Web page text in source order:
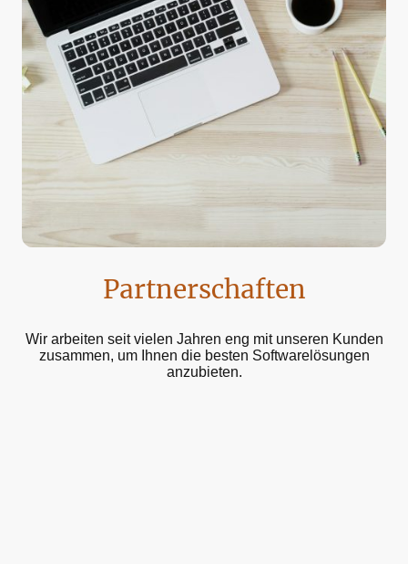
Partnerschaften
Wir arbeiten seit vielen Jahren eng mit unseren Kunden
zusammen, um Ihnen die besten Softwarelösungen
anzubieten.